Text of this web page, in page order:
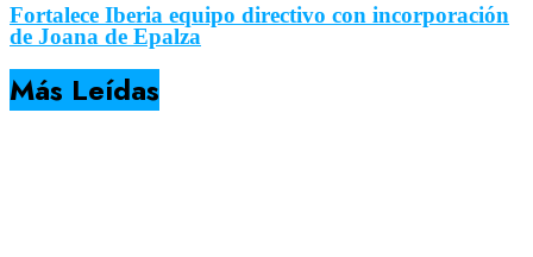
Fortalece Iberia equipo directivo con incorporación
de Joana de Epalza
Más Leídas